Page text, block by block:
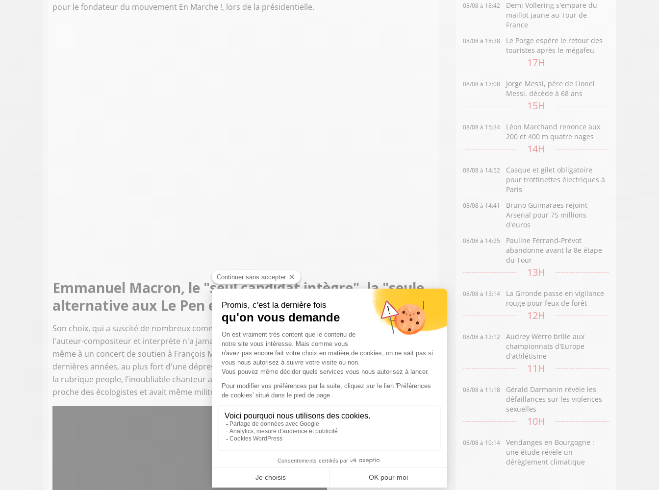
pour le fondateur du mouvement En Marche !, lors de la présidentielle.
Emmanuel Macron, le "seul candidat intègre", la "seule
alternative aux Le Pen et Fillon"
Son choix, qui a suscité de nombreux commentaires négatifs, peut surprendre dans la mesure où
l'auteur-compositeur et interprète n'a jamais caché sa proximité avec le parti socialiste, participant
même à un concert de soutien à François Mitterrand en 1988. Se faisant très rare dans les médias ces
dernières années, au plus fort d'une dépression et d'un alcoolisme pathologique qui auront alimenté
la rubrique people, l'inoubliable chanteur autoproclamé "énervant" avait récemment confié se sentir
proche des écologistes et avait même milité pour une candidature de Nicolas Hulot, l'an dernier.
08/08 à 18:42
Demi Vollering s'empare du
maillot jaune au Tour de
France
08/08 à 18:38
Le Porge espère le retour des
touristes après le mégafeu
17H
08/08 à 17:08
Jorge Messi, père de Lionel
Messi, décède à 68 ans
15H
08/08 à 15:34
Léon Marchand renonce aux
200 et 400 m quatre nages
14H
08/08 à 14:52
Casque et gilet obligatoire
pour trottinettes électriques à
Paris
08/08 à 14:41
Bruno Guimaraes rejoint
Arsenal pour 75 millions
d'euros
08/08 à 14:25
Pauline Ferrand-Prévot
abandonne avant la 8e étape
du Tour
13H
08/08 à 13:14
La Gironde passe en vigilance
rouge pour feux de forêt
12H
08/08 à 12:12
Audrey Werro brille aux
championnats d'Europe
d'athlétisme
11H
08/08 à 11:18
Gérald Darmanin révèle les
défaillances sur les violences
sexuelles
10H
08/08 à 10:14
Vendanges en Bourgogne :
une étude révèle un
dérèglement climatique